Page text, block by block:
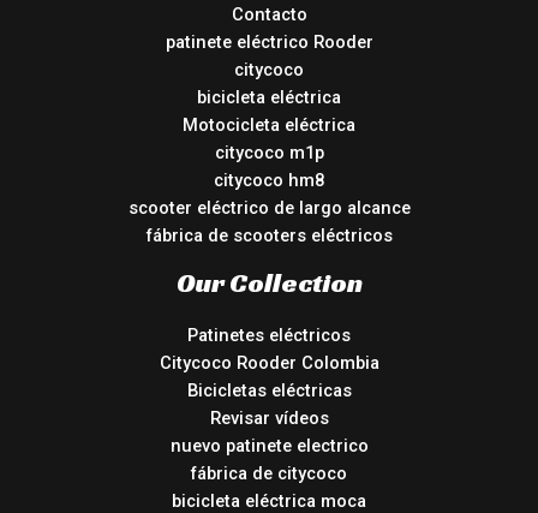
Contacto
patinete eléctrico Rooder
citycoco
bicicleta eléctrica
Motocicleta eléctrica
citycoco m1p
citycoco hm8
scooter eléctrico de largo alcance
fábrica de scooters eléctricos
Our Collection
Patinetes eléctricos
Citycoco Rooder Colombia
Bicicletas eléctricas
Revisar vídeos
nuevo patinete electrico
fábrica de citycoco
bicicleta eléctrica moca